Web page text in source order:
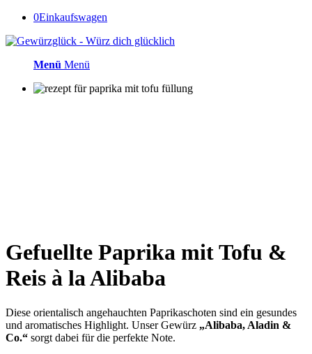
0Einkaufswagen
Menü Menü
Gefuellte Paprika mit Tofu &
Reis à la Alibaba
Diese orientalisch angehauchten Paprikaschoten sind ein gesundes
und aromatisches Highlight. Unser Gewürz „Alibaba, Aladin &
Co.“ sorgt dabei für die perfekte Note.